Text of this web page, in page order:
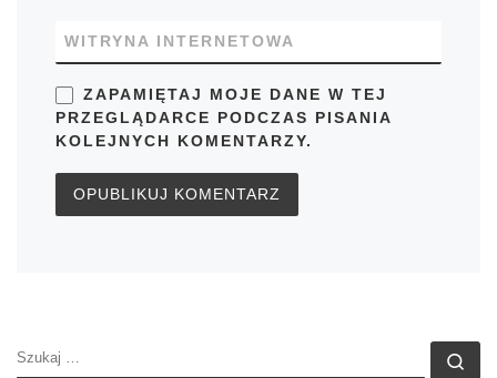
WITRYNA INTERNETOWA
ZAPAMIĘTAJ MOJE DANE W TEJ
PRZEGLĄDARCE PODCZAS PISANIA
KOLEJNYCH KOMENTARZY.
SZUKAJ